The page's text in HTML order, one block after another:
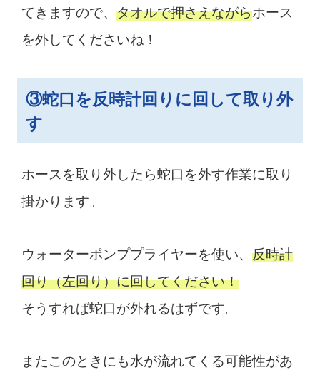
てきますので、 タオルで押さえながらホース
を外してくださいね！
③蛇口を反時計回りに回して取り外
す
ホースを取り外したら蛇口を外す作業に取り
掛かります。
ウォーターポンププライヤーを使い、 反時計
回り（左回り）に回してください！
そうすれば蛇口が外れるはずです。
またこのときにも水が流れてくる可能性があ